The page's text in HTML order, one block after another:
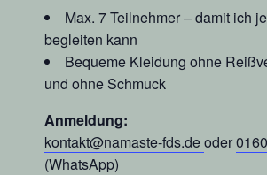
Max. 7 Teilnehmer – damit ich
begleiten kann
Bequeme Kleidung ohne
und ohne Schmuck
Anmeldung:
kontakt@namaste-fds.deoder
(WhatsApp)